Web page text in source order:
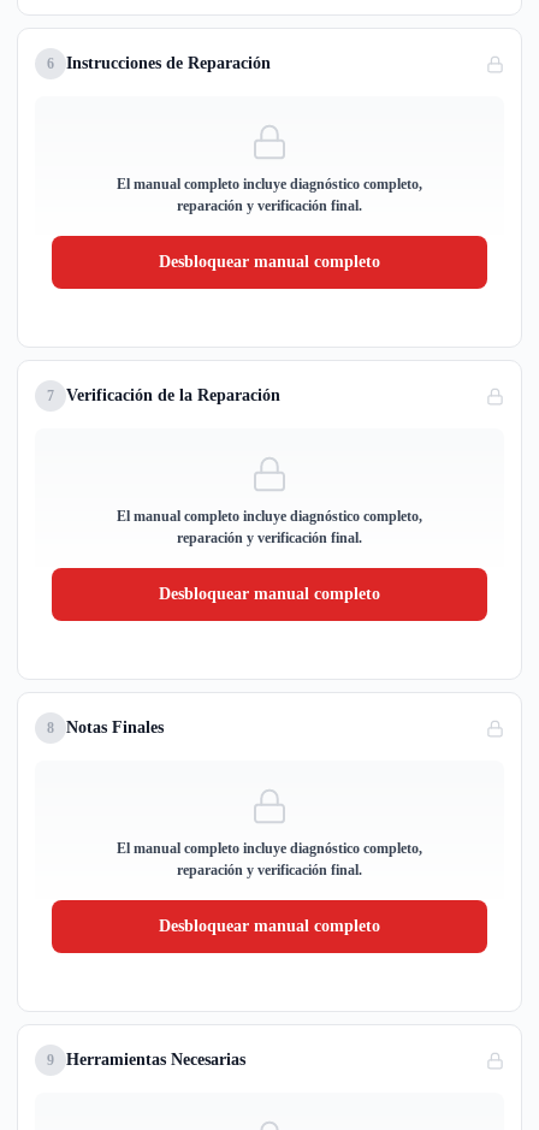
6 Instrucciones de Reparación
El manual completo incluye diagnóstico completo,
reparación y verificación final.
Desbloquear manual completo
7 Verificación de la Reparación
El manual completo incluye diagnóstico completo,
reparación y verificación final.
Desbloquear manual completo
8 Notas Finales
El manual completo incluye diagnóstico completo,
reparación y verificación final.
Desbloquear manual completo
9 Herramientas Necesarias